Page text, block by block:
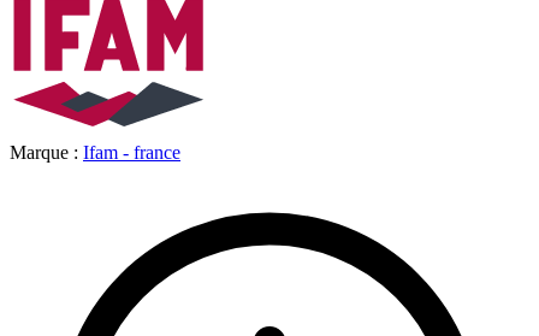
Marque : Ifam - france